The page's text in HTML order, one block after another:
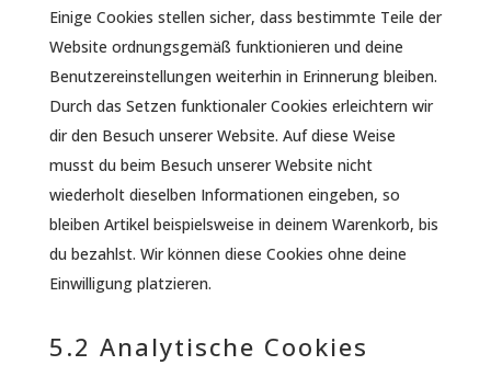
Einige Cookies stellen sicher, dass bestimmte Teile der
Website ordnungsgemäß funktionieren und deine
Benutzereinstellungen weiterhin in Erinnerung bleiben.
Durch das Setzen funktionaler Cookies erleichtern wir
dir den Besuch unserer Website. Auf diese Weise
musst du beim Besuch unserer Website nicht
wiederholt dieselben Informationen eingeben, so
bleiben Artikel beispielsweise in deinem Warenkorb, bis
du bezahlst. Wir können diese Cookies ohne deine
Einwilligung platzieren.
5.2 Analytische Cookies